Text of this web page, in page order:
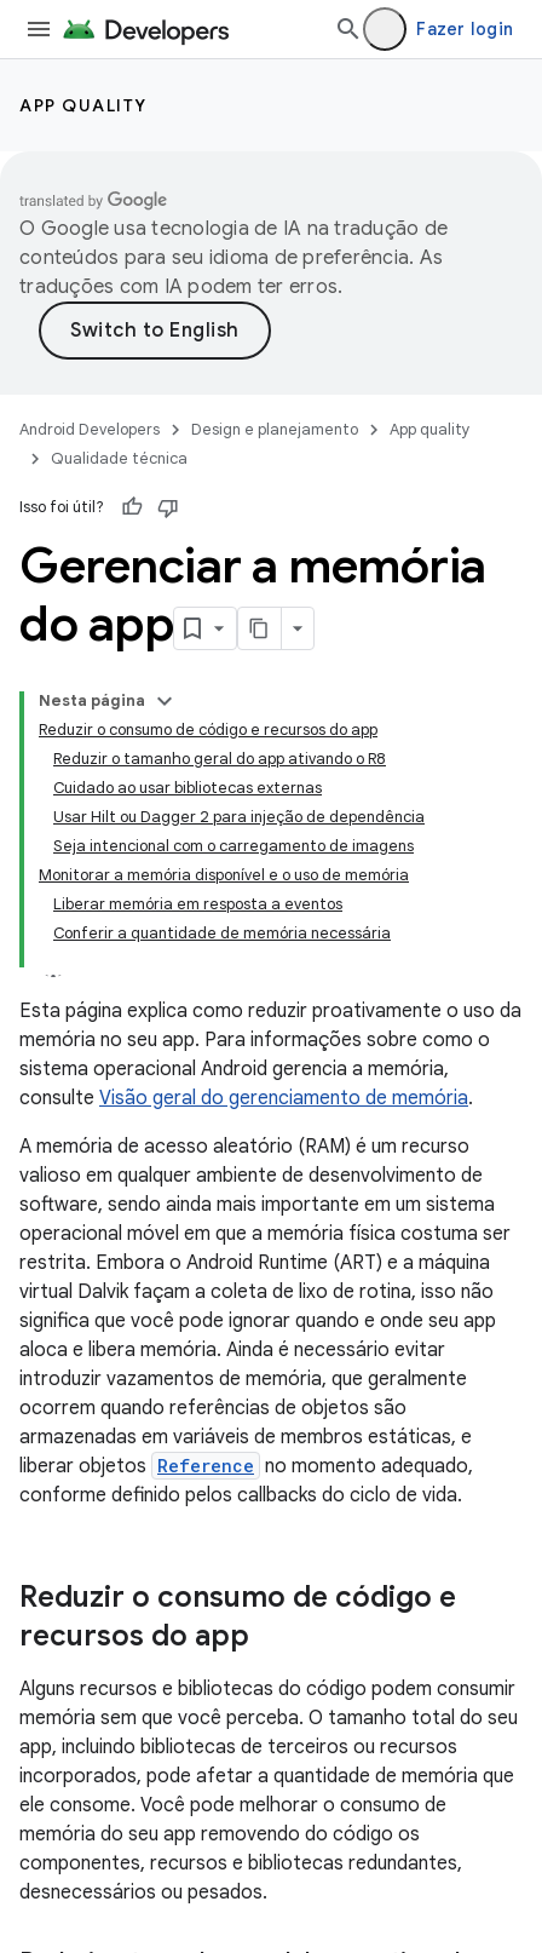
Fazer login
APP QUALITY
O Google usa tecnologia de IA na tradução de
conteúdos para seu idioma de preferência. As
traduções com IA podem ter erros.
Android Developers Design e planejamento
App quality
Qualidade técnica
Isso foi útil?
Gerenciar a memória
do app
Nesta página
Reduzir o consumo de código e recursos do app
Reduzir o tamanho geral do app ativando o R8
Cuidado ao usar bibliotecas externas
Usar Hilt ou Dagger 2 para injeção de dependência
Seja intencional com o carregamento de imagens
Monitorar a memória disponível e o uso de memória
Liberar memória em resposta a eventos
Conferir a quantidade de memória necessária
Esta página explica como reduzir proativamente o uso da
memória no seu app. Para informações sobre como o
sistema operacional Android gerencia a memória,
consulte Visão geral do gerenciamento de memória.
A memória de acesso aleatório (RAM) é um recurso
valioso em qualquer ambiente de desenvolvimento de
software, sendo ainda mais importante em um sistema
operacional móvel em que a memória física costuma ser
restrita. Embora o Android Runtime (ART) e a máquina
virtual Dalvik façam a coleta de lixo de rotina, isso não
significa que você pode ignorar quando e onde seu app
aloca e libera memória. Ainda é necessário evitar
introduzir vazamentos de memória, que geralmente
ocorrem quando referências de objetos são
armazenadas em variáveis de membros estáticas, e
liberar objetos Reference no momento adequado,
conforme definido pelos callbacks do ciclo de vida.
Reduzir o consumo de código e
recursos do app
Alguns recursos e bibliotecas do código podem consumir
memória sem que você perceba. O tamanho total do seu
app, incluindo bibliotecas de terceiros ou recursos
incorporados, pode afetar a quantidade de memória que
ele consome. Você pode melhorar o consumo de
memória do seu app removendo do código os
componentes, recursos e bibliotecas redundantes,
desnecessários ou pesados.